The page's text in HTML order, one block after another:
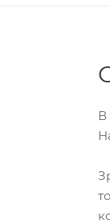
В